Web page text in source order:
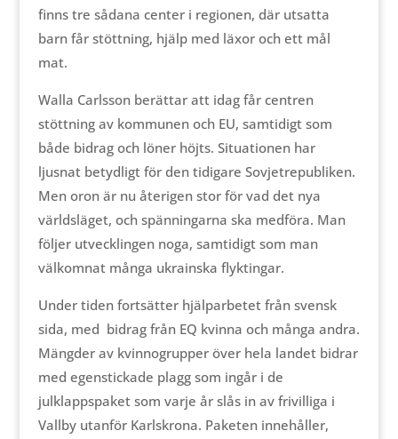
finns tre sådana center i regionen, där utsatta
barn får stöttning, hjälp med läxor och ett mål
mat.
Walla Carlsson berättar att idag får centren
stöttning av kommunen och EU, samtidigt som
både bidrag och löner höjts. Situationen har
ljusnat betydligt för den tidigare Sovjetrepubliken.
Men oron är nu återigen stor för vad det nya
världsläget, och spänningarna ska medföra. Man
följer utvecklingen noga, samtidigt som man
välkomnat många ukrainska flyktingar.
Under tiden fortsätter hjälparbetet från svensk
sida, med bidrag från EQ kvinna och många andra.
Mängder av kvinnogrupper över hela landet bidrar
med egenstickade plagg som ingår i de
julklappspaket som varje år slås in av frivilliga i
Vallby utanför Karlskrona. Paketen innehåller,